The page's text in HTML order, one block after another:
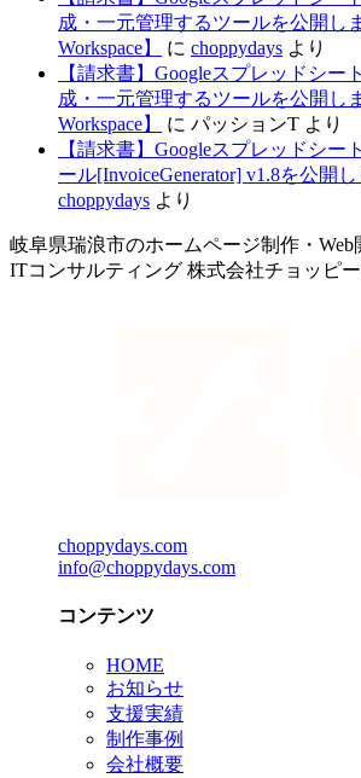
成・一元管理するツールを公開し
Workspace】
に choppydays より
【請求書】Googleスプレッドシー
成・一元管理するツールを公開し
Workspace】
に パッションT より
【請求書】Googleスプレッドシー
ール[InvoiceGenerator] v1.8を公開
choppydays より
岐阜県瑞浪市のホームページ制作・Web
ITコンサルティング 株式会社チョッピ
choppydays.com
info@choppydays.com
コンテンツ
HOME
お知らせ
支援実績
制作事例
会社概要